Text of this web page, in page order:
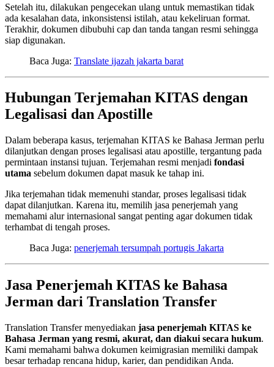
Setelah itu, dilakukan pengecekan ulang untuk memastikan tidak
ada kesalahan data, inkonsistensi istilah, atau kekeliruan format.
Terakhir, dokumen dibubuhi cap dan tanda tangan resmi sehingga
siap digunakan.
Baca Juga: Translate ijazah jakarta barat
Hubungan Terjemahan KITAS dengan
Legalisasi dan Apostille
Dalam beberapa kasus, terjemahan KITAS ke Bahasa Jerman perlu
dilanjutkan dengan proses legalisasi atau apostille, tergantung pada
permintaan instansi tujuan. Terjemahan resmi menjadi fondasi
utama sebelum dokumen dapat masuk ke tahap ini.
Jika terjemahan tidak memenuhi standar, proses legalisasi tidak
dapat dilanjutkan. Karena itu, memilih jasa penerjemah yang
memahami alur internasional sangat penting agar dokumen tidak
terhambat di tengah proses.
Baca Juga: penerjemah tersumpah portugis Jakarta
Jasa Penerjemah KITAS ke Bahasa
Jerman dari Translation Transfer
Translation Transfer menyediakan jasa penerjemah KITAS ke
Bahasa Jerman yang resmi, akurat, dan diakui secara hukum.
Kami memahami bahwa dokumen keimigrasian memiliki dampak
besar terhadap rencana hidup, karier, dan pendidikan Anda.